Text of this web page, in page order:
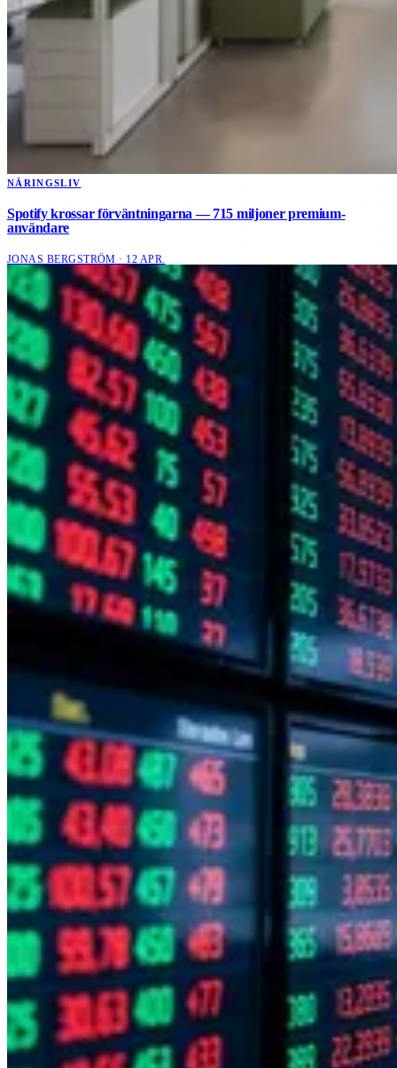
NÄRINGSLIV
Spotify krossar förväntningarna — 715 miljoner premium-
användare
JONAS BERGSTRÖM · 12 APR.